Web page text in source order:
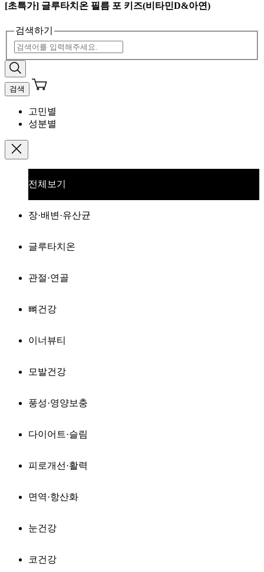
[초특가] 글루타치온 필름 포 키즈(비타민D&아연)
검색하기
검색
고민별
성분별
전체보기
장·배변·유산균
글루타치온
관절·연골
뼈건강
이너뷰티
모발건강
풍성·영양보충
다이어트·슬림
피로개선·활력
면역·항산화
눈건강
코건강